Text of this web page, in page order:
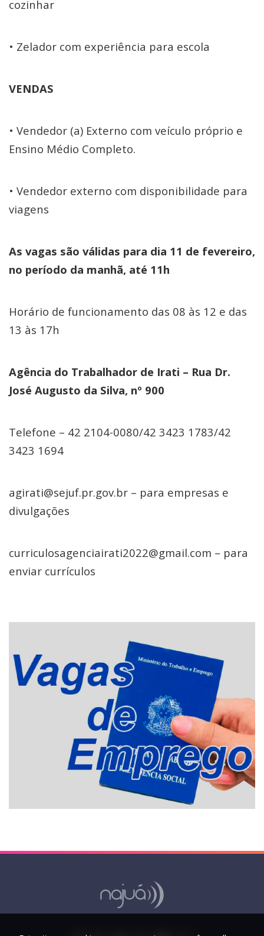
cozinhar
• Zelador com experiência para escola
VENDAS
• Vendedor (a) Externo com veículo próprio e
Ensino Médio Completo.
• Vendedor externo com disponibilidade para
viagens
As vagas são válidas para dia 11 de fevereiro,
no período da manhã, até 11h
Horário de funcionamento das 08 às 12 e das
13 às 17h
Agência do Trabalhador de Irati – Rua Dr.
José Augusto da Silva, nº 900
Telefone – 42 2104-0080/42 3423 1783/42
3423 1694
agirati@sejuf.pr.gov.br – para empresas e
divulgações
curriculosagenciairati2022@gmail.com – para
enviar currículos